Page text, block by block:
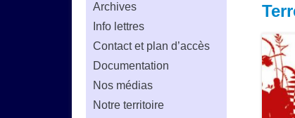
Archives
Info lettres
Contact et plan d’accès
Documentation
Nos médias
Notre territoire